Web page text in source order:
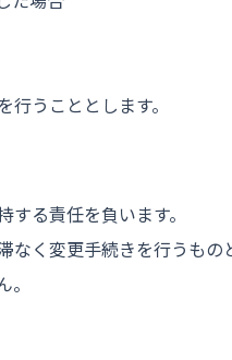
うこととします。
る責任を負います。
く変更手続きを行うもの